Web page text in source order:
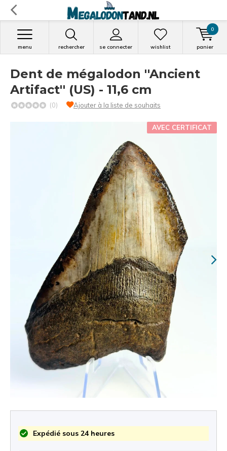
rechercher se connecter
menu wishlist panier
0
Dent de mégalodon ''Ancient
Artifact'' (US) - 11,6 cm
(0) Ajouter à la liste de souhaits
AVEC CERTIFICAT
Expédié sous 24 heures